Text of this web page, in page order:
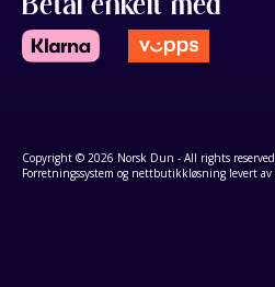
Copyright © 2026 Norsk Dun - All rights reserved
Forretningssystem og nettbutikkløsning levert av